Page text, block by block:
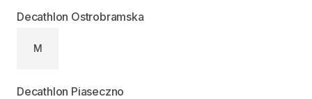
Decathlon Ostrobramska
M
Decathlon Piaseczno